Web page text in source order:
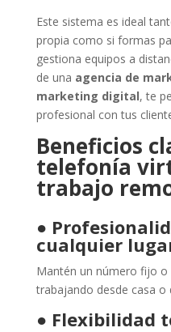
Este sistema es ideal
propia como si formas
gestiona equipos a
de una agencia de
marketing digital, te
profesional con tus
Beneficios
telefonía
trabajo
●
cualquier
Mantén un número fijo
trabajando desde casa o
● Flexibilidad